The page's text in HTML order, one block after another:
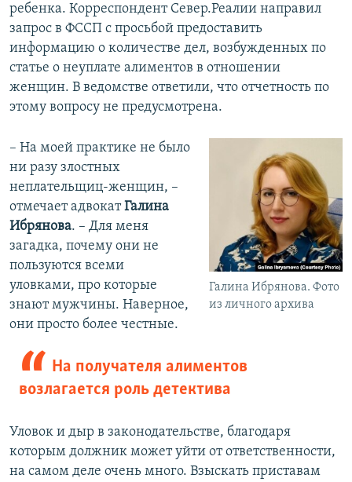
ребенка. Корреспондент Север.Реалии направил
запрос в ФССП с просьбой предоставить
информацию о количестве дел, возбужденных по
статье о неуплате алиментов в отношении
женщин. В ведомстве ответили, что отчетность по
этому вопросу не предусмотрена.
Галина Ибрянова. Фото
из личного архива
– На моей практике не было
ни разу злостных
неплательщиц-женщин, –
отмечает адвокатГалина
Ибрянова. – Для меня
загадка, почему они не
пользуются всеми
уловками, про которые
знают мужчины. Наверное,
они просто более честные.
На получателя алиментов
возлагается роль детектива
Уловок и дыр в законодательстве, благодаря
которым должник может уйти от ответственности,
на самом деле очень много. Взыскать приставам